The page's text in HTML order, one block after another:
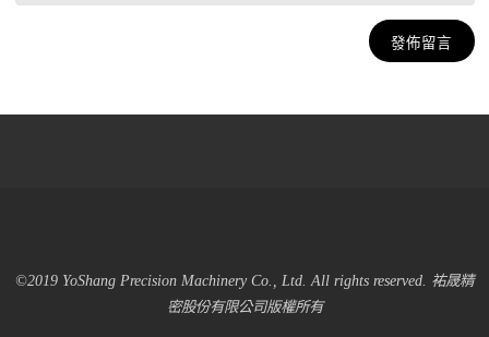
©2019 YoShang Precision Machinery Co., Ltd. All rights reserved. 祐晟精
密股份有限公司版權所有